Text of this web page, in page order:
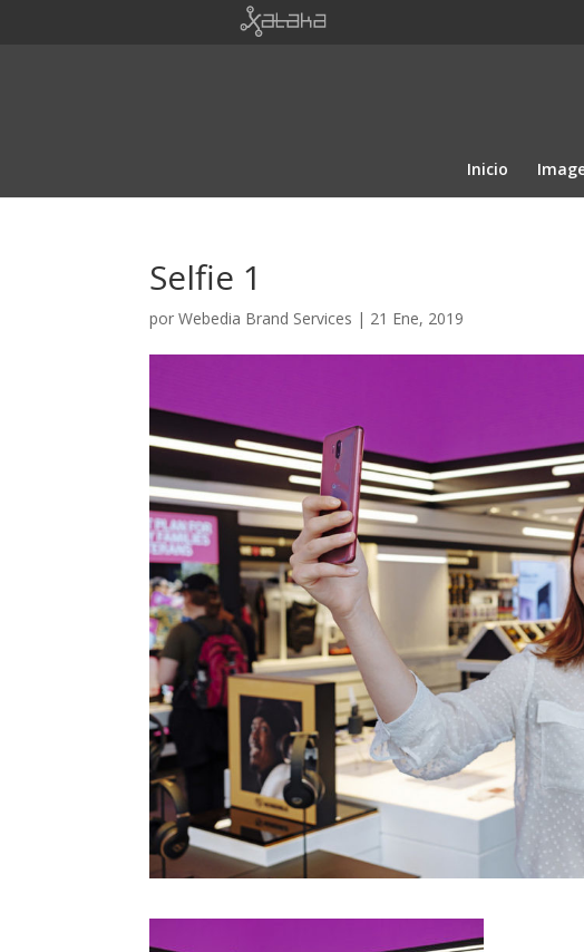
Inicio
Selfie 1
porWebedia Brand Services | 21 Ene, 2019